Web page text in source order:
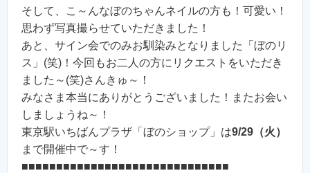
そして、こ～んなぼのちゃんネイルの方も！可愛い！
思わず写真撮らせていただきました！
あと、サイン会でのみお馴染みとなりました「ぼのリ
ス」(笑)！今回もお二人の方にリクエストをいただき
ました～(笑)さんきゅ～！
みなさま本当にありがとうございました！またお会い
しましょうね～！
東京駅いちばんプラザ「ぼのショップ」は9/29（火）
まで開催中で～す！
■■■■■■■■■■■■■■■■■■■■■■■■■■■■■■